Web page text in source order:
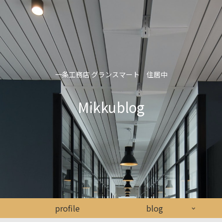
一条工務店 グランスマート 住居中
Mikkublog
profile blog